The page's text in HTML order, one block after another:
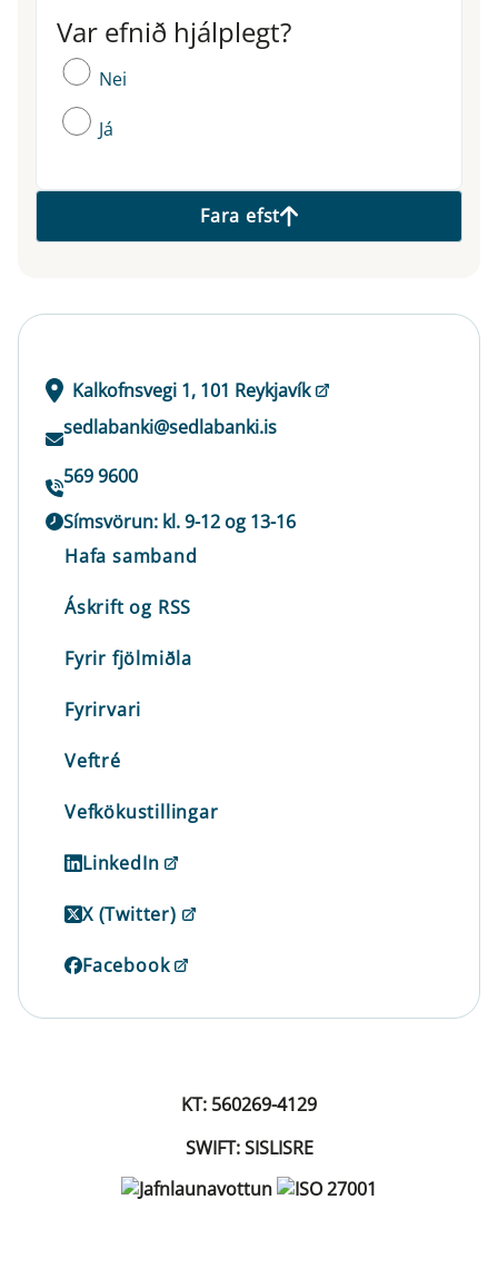
Var efnið hjálplegt?
Var efnið hjálplegt?
Nei
Já
Fara efst
Kalkofnsvegi 1, 101 Reykjavík
sedlabanki@sedlabanki.is
569 9600
Símsvörun: kl. 9-12 og 13-16
Hafa samband
Áskrift og RSS
Fyrir fjölmiðla
Fyrirvari
Veftré
Vefkökustillingar
LinkedIn
X (Twitter)
Facebook
KT: 560269-4129
SWIFT: SISLISRE